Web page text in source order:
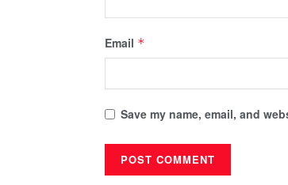
Email *
Save my name, email, and